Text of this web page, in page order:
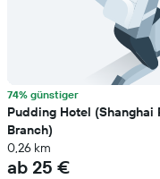
74% günstiger
Pudding Hotel
Branch)
0,26 km
ab 25 €